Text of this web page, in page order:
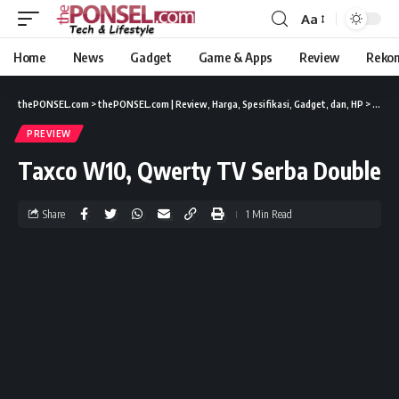
Aa
Home News Gadget Game & Apps Review
thePONSEL.com >thePONSEL.com | Review, Harga, Spesifikasi, Gadget, dan, HP >
PREVIEW
Taxco W10, Qwerty TV Serba Double
Share 1 Min Read